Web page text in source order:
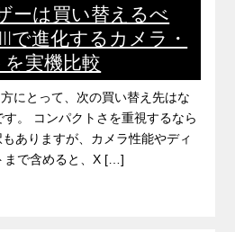
ーは買い替えるべ
で進化するカメラ・
実機比較
にとって、次の買い替え先はな
。 コンパクトさを重視するなら
ありますが、カメラ性能やディ
まで含めると、X […]